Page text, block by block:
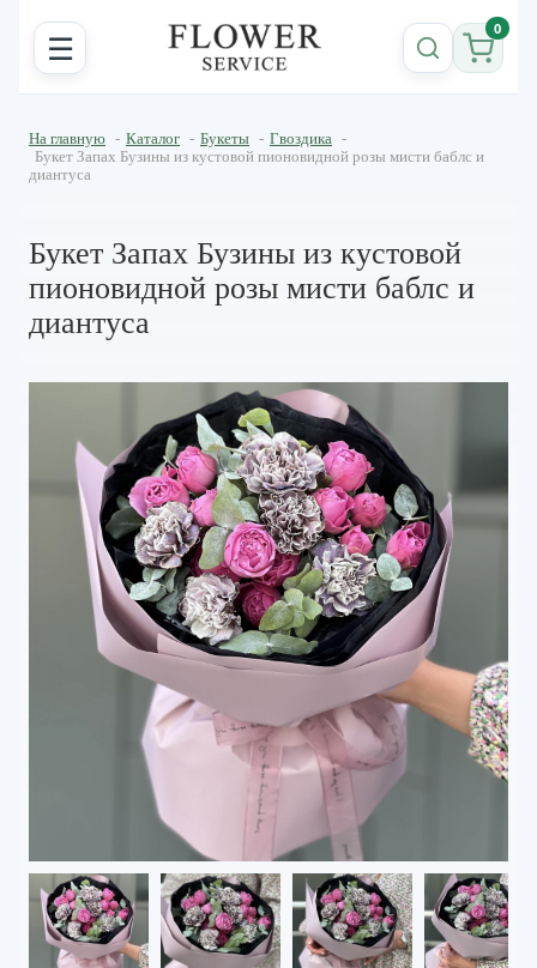
☰ 0
На главную - Каталог - Букеты - Гвоздика -
Букет Запах Бузины из кустовой пионовидной розы мисти баблс и
диантуса
Букет Запах Бузины из кустовой
пионовидной розы мисти баблс и
диантуса